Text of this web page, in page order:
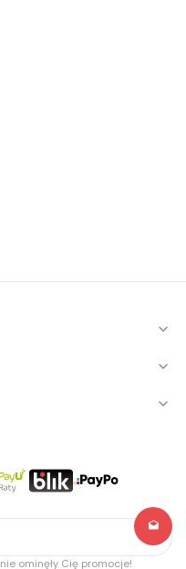



ominęły Cię promocje!